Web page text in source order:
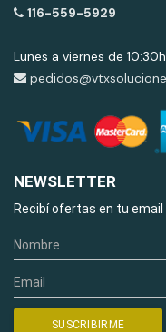
116-559-5929
Lunes a viernes de
NEWSLETTER
Recibí ofertas en tu email